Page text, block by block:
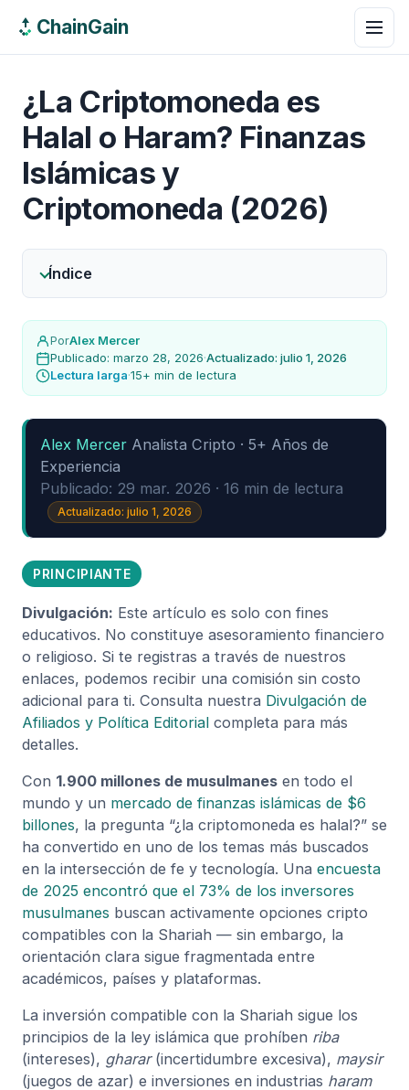
ChainGain
¿La Criptomoneda es
Halal o Haram? Finanzas
Islámicas y
Criptomoneda (2026)
Índice
PorAlex Mercer
Publicado: marzo 28, 2026·Actualizado: julio 1, 2026
Lectura larga·15+ min de lectura
Alex Mercer Analista Cripto · 5+ Años de
Experiencia
Publicado: 29 mar. 2026 · 16 min de lectura
Actualizado: julio 1, 2026
PRINCIPIANTE
Divulgación: Este artículo es solo con fines
educativos. No constituye asesoramiento financiero
o religioso. Si te registras a través de nuestros
enlaces, podemos recibir una comisión sin costo
adicional para ti. Consulta nuestra Divulgación de
Afiliados y Política Editorial completa para más
detalles.
Con 1.900 millones de musulmanes en todo el
mundo y un mercado de finanzas islámicas de $6
billones, la pregunta “¿la criptomoneda es halal?” se
ha convertido en uno de los temas más buscados
en la intersección de fe y tecnología. Una encuesta
de 2025 encontró que el 73% de los inversores
musulmanes buscan activamente opciones cripto
compatibles con la Shariah — sin embargo, la
orientación clara sigue fragmentada entre
académicos, países y plataformas.
La inversión compatible con la Shariah sigue los
principios de la ley islámica que prohíben riba
(intereses), gharar(incertidumbre excesiva), maysir
(juegos de azar) e inversiones en industrias haram